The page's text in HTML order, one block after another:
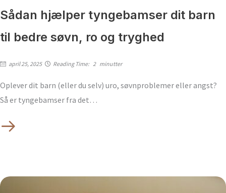
Sådan hjælper tyngebamser dit barn
til bedre søvn, ro og tryghed
april 25, 2025 Reading Time: 2 minutter
Oplever dit barn (eller du selv) uro, søvnproblemer eller angst?
Så er tyngebamser fra det…